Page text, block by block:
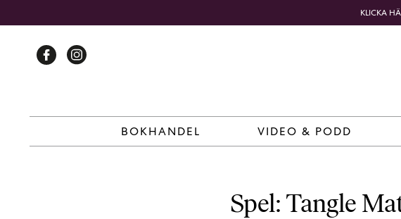
to
BOKHANDEL VIDEO & PODD
KLICKA
Spel: Tangle